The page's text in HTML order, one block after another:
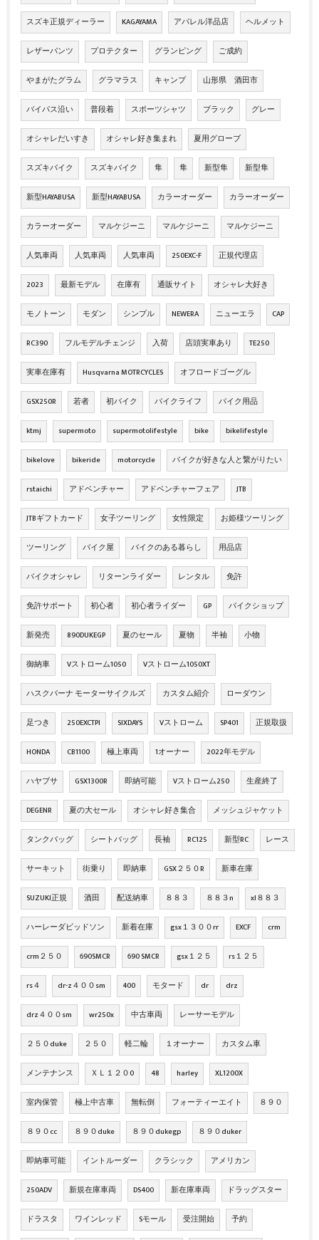
スズキ正規ディーラー KAGAYAMA アパレル洋品店 ヘルメット
レザーパンツ プロテクター グランピング ご成約
やまがたグラム グラマラス キャンプ 山形県 酒田市
バイパス沿い 普段着 スポーツシャツ ブラック グレー
オシャレだいすき オシャレ好き集まれ 夏用グローブ
スズキバイク スズキバイク 隼 隼 新型隼 新型隼
新型HAYABUSA 新型HAYABUSA カラーオーダー カラーオーダー
カラーオーダー マルケジーニ マルケジーニ マルケジーニ
人気車両 人気車両 人気車両 250EXC-F 正規代理店
2023 最新モデル 在庫有 通販サイト オシャレ大好き
モノトーン モダン シンプル NEWERA ニューエラ CAP
RC390 フルモデルチェンジ 入荷 店頭実車あり TE250
実車在庫有 Husqvarna MOTRCYCLES オフロードゴーグル
GSX250R 若者 初バイク バイクライフ バイク用品
ktmj supermoto supermotolifestyle bike bikelifestyle
bikelove bikeride motorcycle バイクが好きな人と繋がりたい
rstaichi アドベンチャー アドベンチャーフェア JTB
JTBギフトカード 女子ツーリング 女性限定 お姫様ツーリング
ツーリング バイク屋 バイクのある暮らし 用品店
バイクオシャレ リターンライダー レンタル 免許
免許サポート 初心者 初心者ライダー GP バイクショップ
新発売 890DUKEGP 夏のセール 夏物 半袖 小物
御納車 Vストローム1050 Vストローム1050XT
ハスクバーナ モーターサイクルズ カスタム紹介 ローダウン
足つき 250EXCTPI SIXDAYS Vストローム SP401 正規取扱
HONDA CB1100 極上車両 1オーナー 2022年モデル
ハヤブサ GSX1300R 即納可能 Vストローム250 生産終了
DEGENR 夏の大セール オシャレ好き集合 メッシュジャケット
タンクバッグ シートバッグ 長袖 RC125 新型RC レース
サーキット 街乗り 即納車 GSX２５０R 新車在庫
SUZUKI正規 酒田 配送納車 ８８３ ８８３n xl８８３
ハーレーダビッドソン 新着在庫 gsx１３００rr EXCF crm
crm２５０ 690SMCR 690 SMCR gsx１２５ rs１２５
rs４ dr-z４００sm 400 モタード dr drz
drz４００sm wr250x 中古車両 レーサーモデル
２５０duke ２５０ 軽二輪 １オーナー カスタム車
メンテナンス ＸＬ１２０0 48 harley XL1200X
室内保管 極上中古車 無転倒 フォーティーエイト ８９０
８９０cc ８９０duke ８９０dukegp ８９０duker
即納車可能 イントルーダー クラシック アメリカン
250ADV 新規在庫車両 DS400 新在庫車両 ドラッグスター
ドラスタ ワインレッド Sモール 受注開始 予約